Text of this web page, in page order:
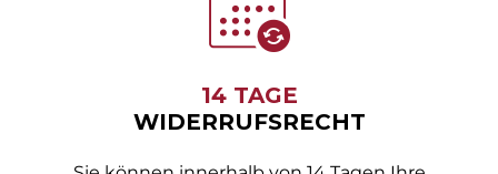
14 TAGE
WIDERRUFSRECHT